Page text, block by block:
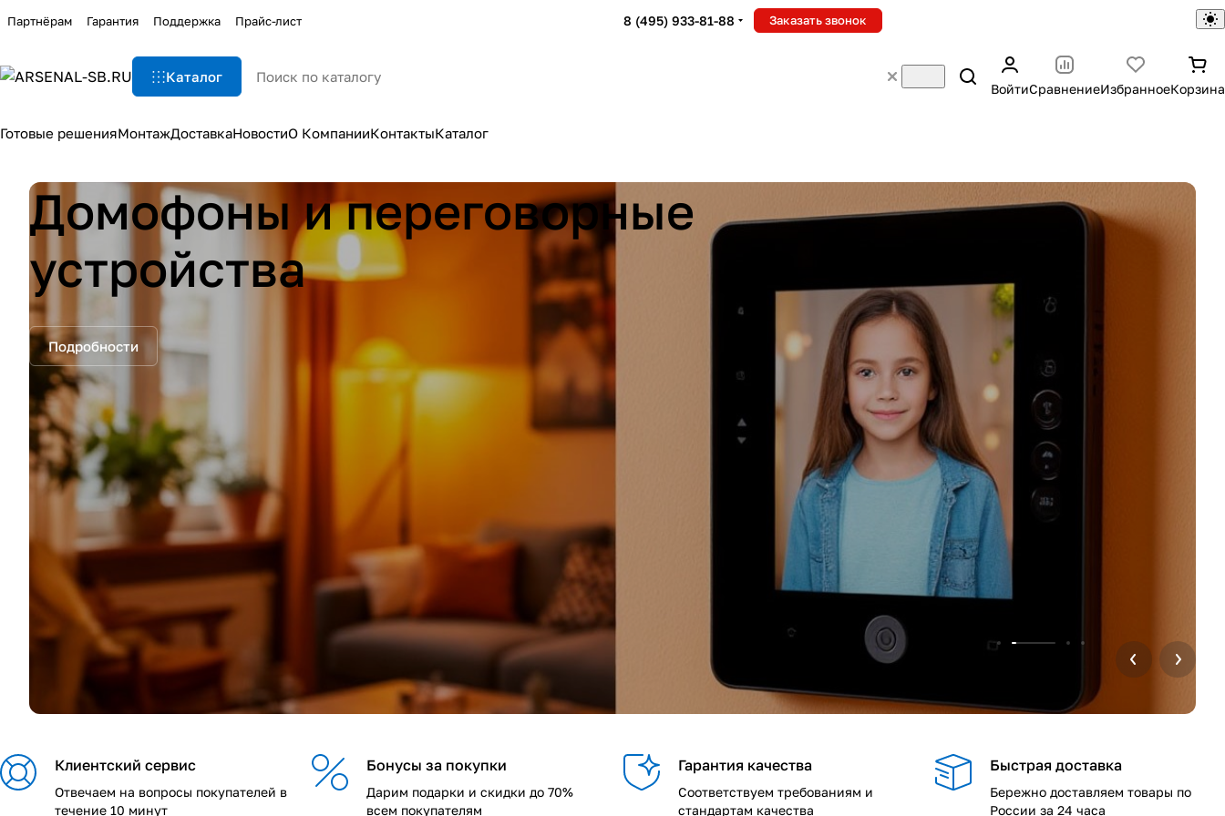
Партнёрам Гарантия Поддержка Прайс-лист 8 (495) 933-81-88 Заказать звонок
Каталог
ВойтиСравнениеИзбранноеКорзина
Готовые решенияМонтажДоставкаНовостиО КомпанииКонтактыКаталог
Домофоны и переговорные
устройства
Подробности
Клиентский сервис
Отвечаем на вопросы покупателей в
течение 10 минут
Бонусы за покупки
Дарим подарки и скидки до 70%
всем покупателям
Гарантия качества
Соответствуем требованиям и
стандартам качества
Быстрая доставка
Бережно доставляем товары по
России за 24 часа